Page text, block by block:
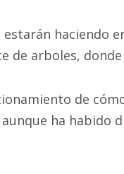
estarán haciendo
de arboles, donde
de
ha habido